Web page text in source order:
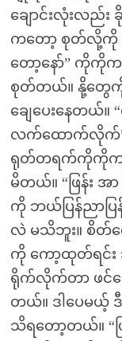
ချောင်းလုံးလည်း
ကတော့ စုတ်လို့ကို မ
တော့နော်” ကိုကိုက
စုတ်တယ်။ နို့တွေကို
ချေပေးနေတယ်
လက်ထောက်လိုက်”
ရုတ်တရက်ကိုကိုက
မိတယ်။ “ဖြန်း အာ
ကို ဘယ်ပြန်ညာပ
လဲ မသိဘူး။ စိတ်တွ
ကို ကော့ထုတ်ရင်း
ရိုက်လိုက်တာ ဖင်တွ
တယ်။ ဒါပေမ
သိရတော့တယ်။ “